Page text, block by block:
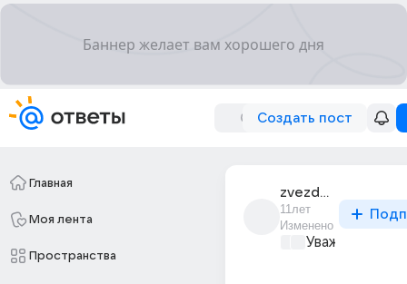
Создать пост
Главная
Моя лента
Пространства
zvezdnyi_orakul
11лет
Изменено
Уважаемый